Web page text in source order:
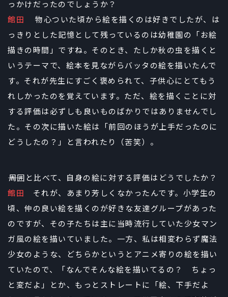
っかけだったのでしょうか？
館田 物心ついた頃から絵を描くのは好きでしたが、は
っきりとした記憶として残っているのは幼稚園の「お絵
描きの時間」ですね。そのとき、たしか秋の虫を描くと
いうテーマで、絵本を見ながらバッタの絵を描いたんで
す。それが先生にすごく褒められて、子供心にとてもう
れしかったのを覚えています。ただ、絵を描くことに対
する評価は必ずしも良いものばかりではありませんでし
た。その次に描いた絵は「前回のほうが上手だったのに
どうしたの？」と言われたり（苦笑）。
――周囲と比べて、自身の絵に対する評価はどうでしたか？
館田 それが、あまり芳しくなかったんです。小学生の
頃、仲の良い絵を描くのが好きな友達グループがあった
のですが、その子たちは主に当時流行していた少女マン
ガ風の絵を描いていました。一方、私は相変わらず魔法
少女のような、どちらかというとアニメ寄りの絵を描い
ていたので、「なんでそんな絵を描いてるの？ ちょっ
と変だよ」とか、もっとストレートに「絵、下手だよ